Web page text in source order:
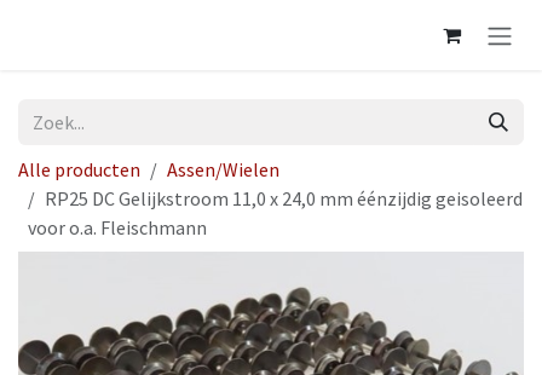
Alle producten
Assen/Wielen
RP25 DC Gelijkstroom 11,0 x 24,0 mm éénzijdig geisoleerd
voor o.a. Fleischmann